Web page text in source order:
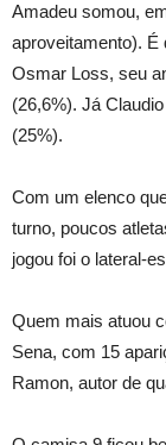
Amadeu somou,
aproveitamento). É
Osmar Loss, seu
(26,6%). Já
(25%).
Com um elenco
turno, poucos
jogou foi o lateral-
Quem mais atuou
Sena, com 15
Ramon, autor de